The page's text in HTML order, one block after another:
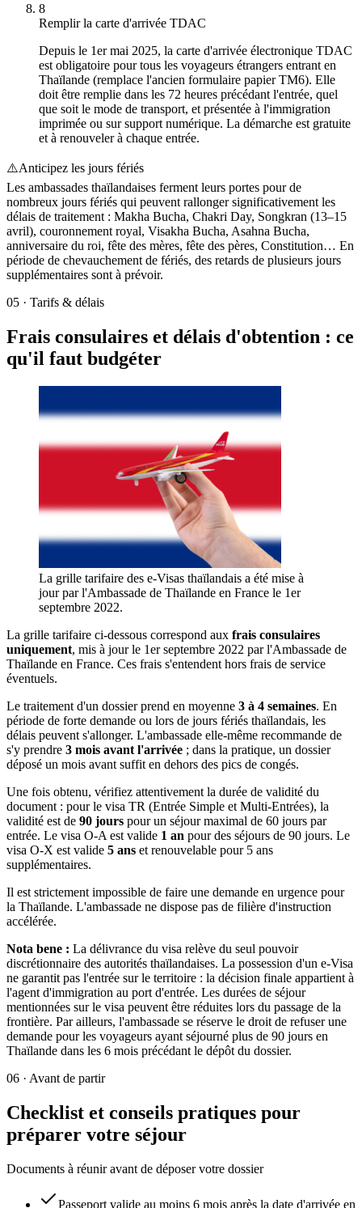
8
Remplir la carte d'arrivée TDAC
Depuis le 1er mai 2025, la carte d'arrivée électronique TDAC
est obligatoire pour tous les voyageurs étrangers entrant en
Thaïlande (remplace l'ancien formulaire papier TM6). Elle
doit être remplie dans les 72 heures précédant l'entrée, quel
que soit le mode de transport, et présentée à l'immigration
imprimée ou sur support numérique. La démarche est gratuite
et à renouveler à chaque entrée.
⚠️Anticipez les jours fériés
Les ambassades thaïlandaises ferment leurs portes pour de
nombreux jours fériés qui peuvent rallonger significativement les
délais de traitement : Makha Bucha, Chakri Day, Songkran (13–15
avril), couronnement royal, Visakha Bucha, Asahna Bucha,
anniversaire du roi, fête des mères, fête des pères, Constitution… En
période de chevauchement de fériés, des retards de plusieurs jours
supplémentaires sont à prévoir.
05 · Tarifs & délais
Frais consulaires et délais d'obtention : ce
qu'il faut budgéter
La grille tarifaire des e-Visas thaïlandais a été mise à
jour par l'Ambassade de Thaïlande en France le 1er
septembre 2022.
La grille tarifaire ci-dessous correspond aux frais consulaires
uniquement, mis à jour le 1er septembre 2022 par l'Ambassade de
Thaïlande en France. Ces frais s'entendent hors frais de service
éventuels.
Le traitement d'un dossier prend en moyenne 3 à 4 semaines. En
période de forte demande ou lors de jours fériés thaïlandais, les
délais peuvent s'allonger. L'ambassade elle-même recommande de
s'y prendre 3 mois avant l'arrivée ; dans la pratique, un dossier
déposé un mois avant suffit en dehors des pics de congés.
Une fois obtenu, vérifiez attentivement la durée de validité du
document : pour le visa TR (Entrée Simple et Multi-Entrées), la
validité est de 90 jours pour un séjour maximal de 60 jours par
entrée. Le visa O-A est valide 1 an pour des séjours de 90 jours. Le
visa O-X est valide 5 ans et renouvelable pour 5 ans
supplémentaires.
Il est strictement impossible de faire une demande en urgence pour
la Thaïlande. L'ambassade ne dispose pas de filière d'instruction
accélérée.
Nota bene : La délivrance du visa relève du seul pouvoir
discrétionnaire des autorités thaïlandaises. La possession d'un e-Visa
ne garantit pas l'entrée sur le territoire : la décision finale appartient à
l'agent d'immigration au port d'entrée. Les durées de séjour
mentionnées sur le visa peuvent être réduites lors du passage de la
frontière. Par ailleurs, l'ambassade se réserve le droit de refuser une
demande pour les voyageurs ayant séjourné plus de 90 jours en
Thaïlande dans les 6 mois précédant le dépôt du dossier.
06 · Avant de partir
Checklist et conseils pratiques pour
préparer votre séjour
Documents à réunir avant de déposer votre dossier
Passeport valide au moins 6 mois après la date d'arrivée en